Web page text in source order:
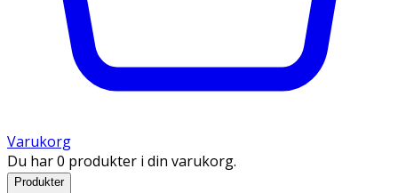
Varukorg
Du har 0 produkter i din varukorg.
Produkter